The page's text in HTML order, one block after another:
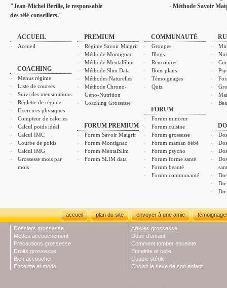
"Jean-Michel Berille, le responsable
des télé-conseillers."
- Méthode Savoir
ACCUEIL
Accueil
COACHING
Menus régime
Liste de courses
Suivi des mensurations
Réglette de régime
Exercices physiques
Compteur de calories
Calcul poids idéal
Calcul IMC
Courbe de poids
Calcul IMG
Grossesse mois par
mois
PREMIUM
Régime Savoir Maigrir
Méthode Montignac
Méthode MentalSlim
Méthode Slim Data
Méthodes Naturelles
Méthode Chrono-
Géno-Nutrition
Coaching Grossesse
FORUM PREMIUM
Forum Savoir Maigrir
Forum Montignac
Forum MentalSlim
Forum SLIM data
COMMUNAUTÉ
Groupes
Blogs
Rencontres
Bons plans
Témoignages
Quiz
FORUM
Forum minceur
Forum cuisine
Forum grossesse
Forum maman bébé
Forum psycho
Forum forme santé
Forum beauté
Forum communauté
accueil plan du site envoyer à une amie
Dossiers grossesse
Modes accouchement
Précautions grossesse
Droits grossesse
Bien accoucher
Enceinte et mode
Articles grossesse
Désir d'enfant
Comment tomber enceinte
Enceinte et belle
Couple stérile
Choisir le sexe de son enfant